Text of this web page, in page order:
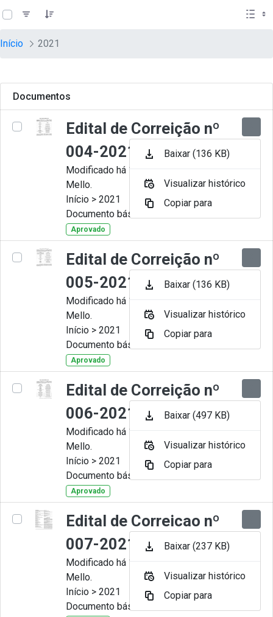
Pular para o Conteúdo principal
teste descricao
Início 2021
Documentos
Edital de Correição nº
004-2021
Modificado há 11 Meses por Artur
Mello.
Início > 2021
Documento básico
Aprovado
Edital de Correição nº
005-2021
Modificado há 11 Meses por Artur
Mello.
Início > 2021
Documento básico
Aprovado
Edital de Correição nº
006-2021
Modificado há 11 Meses por Artur
Mello.
Início > 2021
Documento básico
Aprovado
Edital de Correicao nº
007-2021
Modificado há 11 Meses por Artur
Mello.
Início > 2021
Documento básico
Baixar (136 KB)
Visualizar histórico
Copiar para
Baixar (136 KB)
Visualizar histórico
Copiar para
Baixar (497 KB)
Visualizar histórico
Copiar para
Baixar (237 KB)
Visualizar histórico
Copiar para